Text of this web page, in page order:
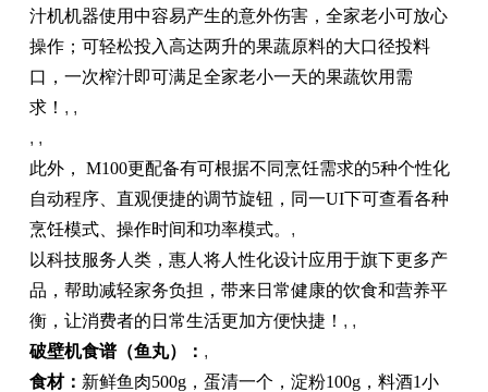
汁机机器使用中容易产生的意外伤害，全家老小可放心
操作；可轻松投入高达两升的果蔬原料的大口径投料
口，一次榨汁即可满足全家老小一天的果蔬饮用需
求！ , ,
, ,
此外， M100更配备有可根据不同烹饪需求的5种个性化
自动程序、直观便捷的调节旋钮，同一UI下可查看各种
烹饪模式、操作时间和功率模式。 ,
以科技服务人类，惠人将人性化设计应用于旗下更多产
品，帮助减轻家务负担，带来日常健康的饮食和营养平
衡，让消费者的日常生活更加方便快捷！ , ,
破壁机食谱（鱼丸） ： ,
食材： 新鲜鱼肉500g，蛋清一个，淀粉100g，料酒1小